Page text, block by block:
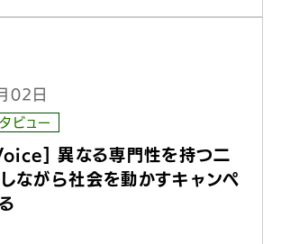
02日
ビュー
異なる専門性を持つ二
ながら社会を動かすキャンペ